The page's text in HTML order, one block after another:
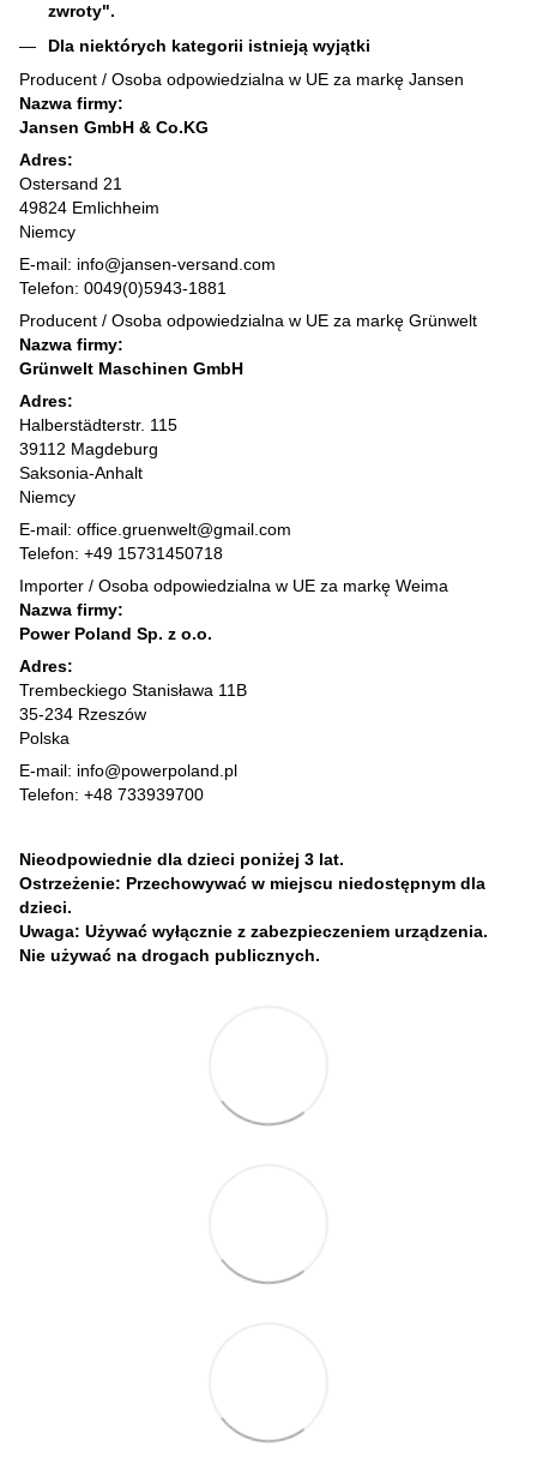
zwroty".
Dla niektórych kategorii istnieją wyjątki
Producent / Osoba odpowiedzialna w UE za markę Jansen
Nazwa firmy:
Jansen GmbH & Co.KG
Adres:
Ostersand 21
49824 Emlichheim
Niemcy
E-mail: info@jansen-versand.com
Telefon: 0049(0)5943-1881
Producent / Osoba odpowiedzialna w UE za markę Grünwelt
Nazwa firmy:
Grünwelt Maschinen GmbH
Adres:
Halberstädterstr. 115
39112 Magdeburg
Saksonia-Anhalt
Niemcy
E-mail: office.gruenwelt@gmail.com
Telefon: +49 15731450718
Importer / Osoba odpowiedzialna w UE za markę Weima
Nazwa firmy:
Power Poland Sp. z o.o.
Adres:
Trembeckiego Stanisława 11B
35-234 Rzeszów
Polska
E-mail: info@powerpoland.pl
Telefon: +48 733939700
Nieodpowiednie dla dzieci poniżej 3 lat.
Ostrzeżenie: Przechowywać w miejscu niedostępnym dla
dzieci.
Uwaga: Używać wyłącznie z zabezpieczeniem urządzenia.
Nie używać na drogach publicznych.